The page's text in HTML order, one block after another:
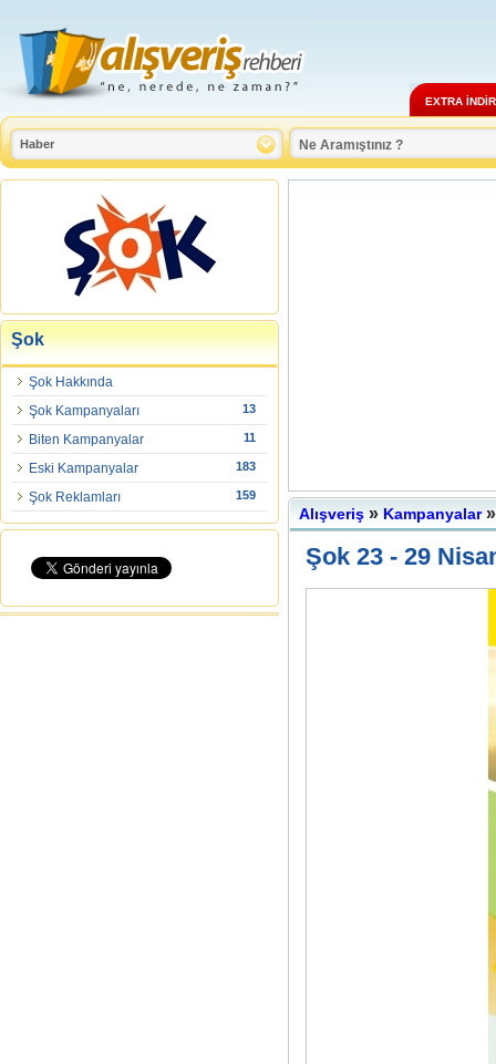
EXTRA
Şok
Şok Hakkında
Şok Kampanyaları
13
Biten Kampanyalar 11
Eski Kampanyalar 183
Şok Reklamları 159
Alışveriş » Kampanyalar
Şok 23 - 29